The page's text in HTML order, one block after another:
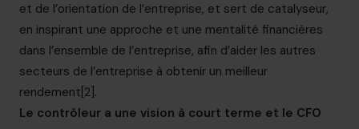
et de l’orientation de l’entreprise, et sert de catalyseur,
en inspirant une approche et une mentalité financières
dans l’ensemble de l’entreprise, afin d’aider les autres
secteurs de l’entreprise à obtenir un meilleur
rendement [2] .
Le contrôleur a une vision à court terme et le CFO